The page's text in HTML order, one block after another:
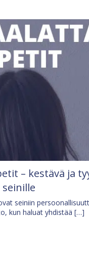
– kestävä ja
seiniin
kun haluat yhdistää […]